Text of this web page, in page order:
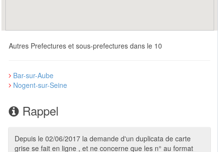
Autres Prefectures et sous-prefectures dans le 10
Bar-sur-Aube
Nogent-sur-Seine
Rappel
Depuis le 02/06/2017 la demande d'un duplicata de carte
grise se fait en ligne , et ne concerne que les n° au format